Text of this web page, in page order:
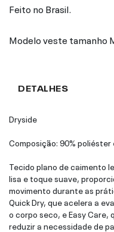
Feito no Brasil.
Modelo veste tamanho
DETALHES
Dryside
Composição: 90% poliéster
Tecido plano de caimento
lisa e toque suave,
movimento durante as
Quick Dry, que acelera a
o corpo seco, e Easy
reduzir a necessidade de